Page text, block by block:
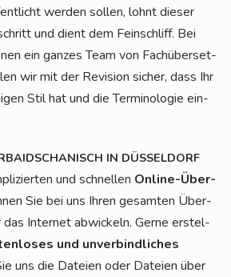
wer­den sol­len, lohnt die­ser
und dient dem Fein­schliff. Bei
ein gan­zes Team von Fach­über­set­
wir mit der Revi­si­on sicher, dass Ihr
Stil hat und die Ter­mi­no­lo­gie ein­
IN DÜSSELDORF
und schnel­len Online-Über­
Sie bei uns Ihren gesam­ten Über­
das Inter­net abwi­ckeln. Ger­ne erstel­
und unver­bind­li­ches
uns die Datei­en oder Datei­en über